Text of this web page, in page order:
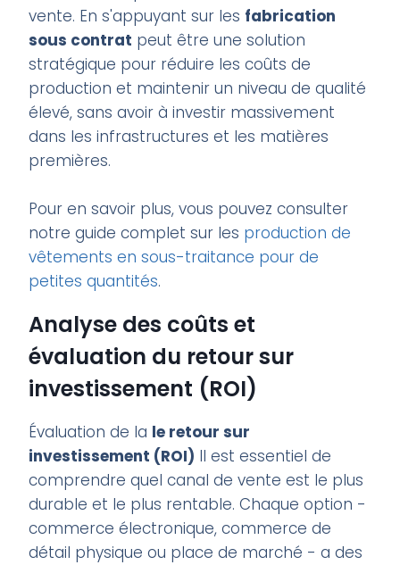
vente. En s'appuyant sur les fabrication
sous contrat peut être une solution
stratégique pour réduire les coûts de
production et maintenir un niveau de qualité
élevé, sans avoir à investir massivement
dans les infrastructures et les matières
premières.
Pour en savoir plus, vous pouvez consulter
notre guide complet sur les production de
vêtements en sous-traitance pour de
petites quantités.
Analyse des coûts et
évaluation du retour sur
investissement (ROI)
Évaluation de la le retour sur
investissement (ROI) Il est essentiel de
comprendre quel canal de vente est le plus
durable et le plus rentable. Chaque option -
commerce électronique, commerce de
détail physique ou place de marché - a des